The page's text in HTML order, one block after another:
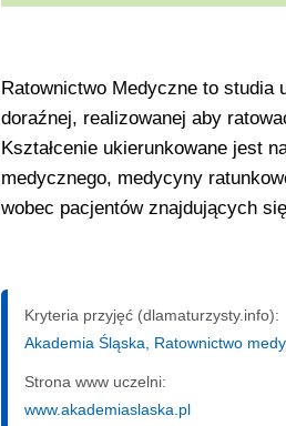
Ratownictwo Medyczne to studia
doraźnej, realizowanej aby
Kształcenie ukierunkowane jest
medycznego, medycyny
wobec pacjentów znajdujących
Kryteria przyjęć (dlamaturzysty.info):
Akademia Śląska, Ratownictwo
Strona www uczelni:
www.akademiaslaska.pl